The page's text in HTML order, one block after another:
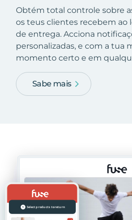
Obtém total controle sobre
os teus clientes recebem ao
de entrega. Acciona
personalizadas, e com a tua
momento certo e em
Sabe mais